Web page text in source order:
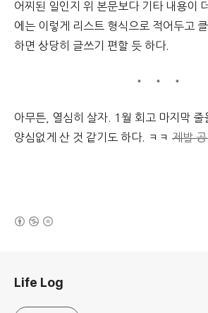
어찌된 일인지 위 본문보다 기타 내용이
에는 이렇게 리스트 형식으로 적어두고
하면 상당히 글쓰기 편할 듯 하다.
아무튼, 열심히 살자. 1월 회고 마지막
양심없게 산 것 같기도 하다. ㅋㅋ 제발
Life Log